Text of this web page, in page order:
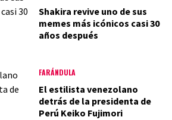
Shakira revive uno de sus
memes más icónicos casi 30
años después
FARÁNDULA
El estilista venezolano
detrás de la presidenta de
Perú Keiko Fujimori